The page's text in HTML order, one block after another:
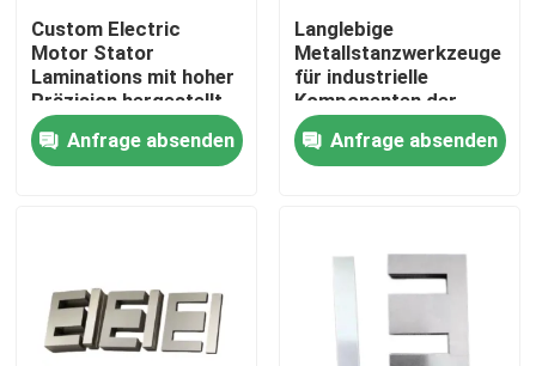
Haus
Videos
Custom Electric
Motor Stator
Laminations mit hoher
Präzision hergestellt,
um optimale
magnetische Leistung
und Langlebigkeit zu
Anfrage absenden
Langlebige
Metallstanzwerkzeuge
für industrielle
Komponenten der
Automobilelektronik
mit
kundenspezifischen
Anfrage absenden